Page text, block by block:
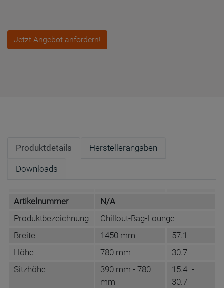
Jetzt Angebot anfordern!
Produktdetails Herstellerangaben
Downloads
Artikelnummer
N/A
Produktbezeichnung
Chillout-Bag-Lounge
Breite
1450 mm
57.1"
Höhe
780 mm
30.7"
Sitzhöhe
390 mm - 780
mm
15.4" -
30.7"